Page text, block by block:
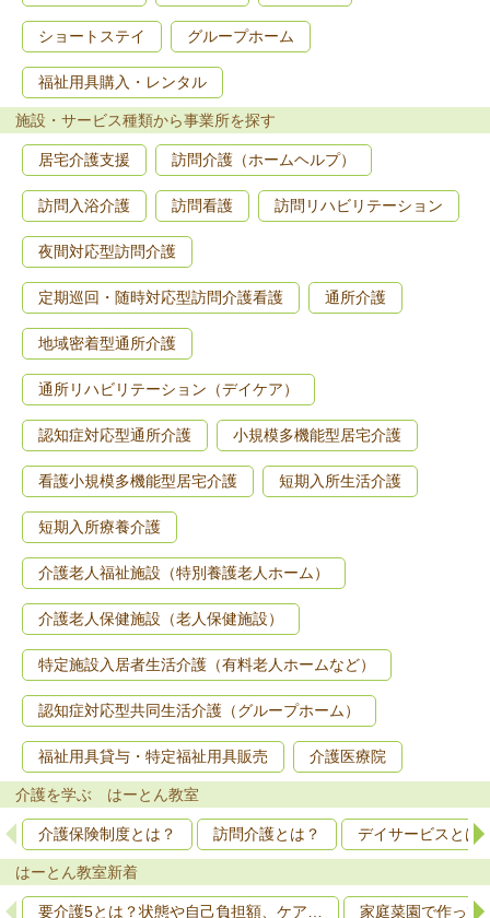
ショートステイ グループホーム
福祉用具購入・レンタル
施設・サービス種類から事業所を探す
居宅介護支援 訪問介護（ホームヘルプ）
訪問入浴介護 訪問看護 訪問リハビリテーション
夜間対応型訪問介護
定期巡回・随時対応型訪問介護看護 通所介護
地域密着型通所介護
通所リハビリテーション（デイケア）
認知症対応型通所介護 小規模多機能型居宅介護
看護小規模多機能型居宅介護 短期入所生活介護
短期入所療養介護
介護老人福祉施設（特別養護老人ホーム）
介護老人保健施設（老人保健施設）
特定施設入居者生活介護（有料老人ホームなど）
認知症対応型共同生活介護（グループホーム）
福祉用具貸与・特定福祉用具販売 介護医療院
介護を学ぶ はーとん教室
介護保険制度とは？ 訪問介護とは？ デイサービスとは
はーとん教室新着
要介護5とは？状態や自己負担額、ケア… 家庭菜園で作っ